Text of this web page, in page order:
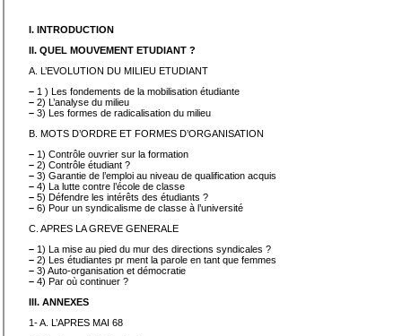
I. INTRODUCTION
II. QUEL MOUVEMENT ETUDIANT ?
A. L’EVOLUTION DU MILIEU ETUDIANT
– 1 ) Les fondements de la mobilisation étudiante
– 2) L’analyse du milieu
– 3) Les formes de radicalisation du milieu
B. MOTS D’ORDRE ET FORMES D’ORGANISATION
– 1) Contrôle ouvrier sur la formation
– 2) Contrôle étudiant ?
– 3) Garantie de l’emploi au niveau de qualification acquis
– 4) La lutte contre l’école de classe
– 5) Défendre les intérêts des étudiants ?
– 6) Pour un syndicalisme de classe à l’université
C. APRES LA GREVE GENERALE
– 1) La mise au pied du mur des directions syndicales ?
– 2) Les étudiantes pr ment la parole en tant que femmes
– 3) Auto-organisation et démocratie
– 4) Par où continuer ?
III. ANNEXES
1- A. L’APRES MAI 68